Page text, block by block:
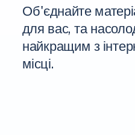
Об'єднайте
для вас, та
найкращим з
місці.